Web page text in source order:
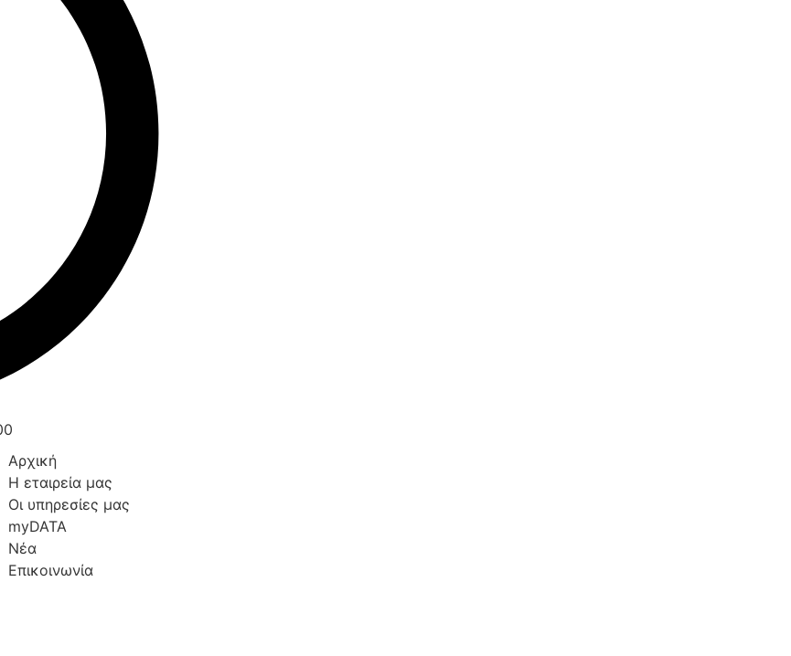
Αρχική
Η εταιρεία μας
Οι υπηρεσίες μας
myDATA
Νέα
Επικοινωνία